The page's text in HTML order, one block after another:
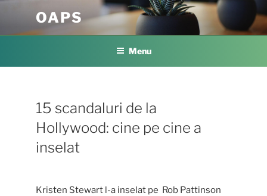
content
OAPS
Menu
15 scandaluri de la
Hollywood: cine pe cine a
inselat
Kristen Stewart l-a inselat pe Rob Pattinson